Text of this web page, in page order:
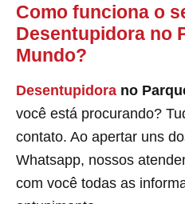
Como funciona o
Desentupidora no
Mundo?
Desentupidora no
você está procurando?
contato. Ao apertar uns
Whatsapp, nossos
com você todas as